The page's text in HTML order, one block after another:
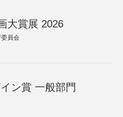
大賞展 2026
委員会
ン賞 一般部門